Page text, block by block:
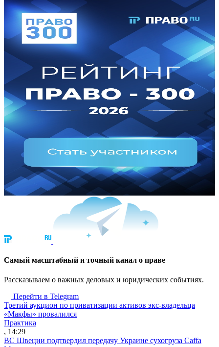
Cамый масштабный и точный канал о праве
Рассказываем о важных деловых и юридических событиях.
Перейти в Telegram
Третий аукцион по приватизации активов экс-владельца
«Макфы» провалился
Практика
, 14:29
ВС Швеции подтвердил передачу Украине сухогруза Caffa